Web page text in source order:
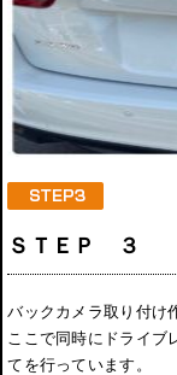
ＳＴＥＰ ３
バックカメラ取り付け
ここで同時にドライブ
てを行っています。